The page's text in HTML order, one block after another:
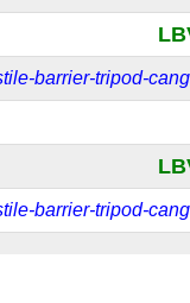
barrier-tripod-
barrier-tripod-